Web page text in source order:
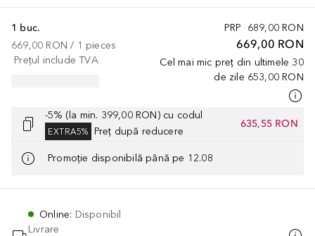
PRP 689,00 RON
669,00 RON
Cel mai mic preț din ultimele 30
de zile 653,00 RON
1 buc.
669,00 RON / 1 pieces
Prețul include TVA
-5% (la min. 399,00 RON) cu codul
EXTRA5% Preț după reducere
635,55 RON
Promoție disponibilă până pe 12.08
Online: Disponibil
Livrare